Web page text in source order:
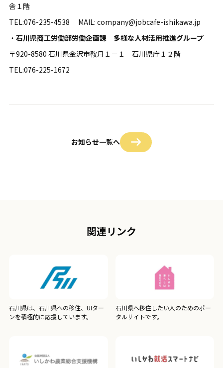
舎１階
TEL:076-235-4538 MAIL: company@jobcafe-ishikawa.jp
・ 石川県商工労働部労働企画課 多様な人材活用推進グループ
〒920-8580 石川県金沢市鞍月１－１ 石川県庁１２階
TEL:076-225-1672
お知らせ一覧へ
関連リンク
石川県は、石川県への移住、UIター
ンを積極的に応援しています。
石川県へ移住したい人のためのポー
タルサイトです。